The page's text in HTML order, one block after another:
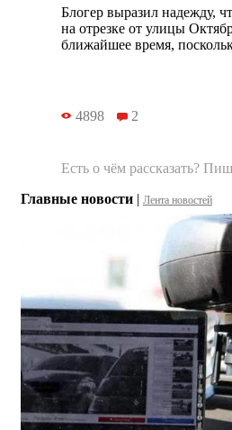
Блогер выразил надежду,
на отрезке от улицы
ближайшее время,
4898 2
Есть о чём рассказать?
Главные новости | Лента новостей